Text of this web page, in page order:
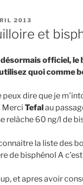
2013
et
désormais officiel, le
quoi comme
peux dire que je
Merci Tefalau
relâche 60 ng/l de
la liste des
de bisphénol A c’est
et apres avoir